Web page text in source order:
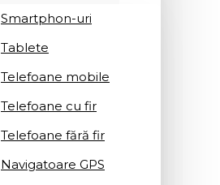
Smartphon-uri
Tablete
Telefoane mobile
Telefoane cu fir
Telefoane fără fir
Navigatoare GPS